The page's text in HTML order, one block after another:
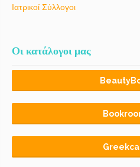
Ιατρικοί Σύλλογοι
Οι κατάλογοι μας